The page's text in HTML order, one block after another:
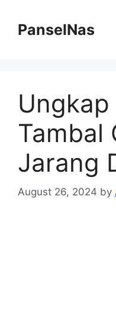
contentPanselNas
Tambal
Jarang
August 26, 2024 by